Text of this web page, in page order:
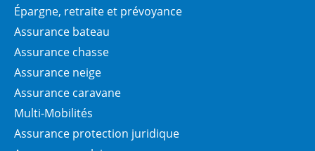
Épargne, retraite et prévoyance
Assurance bateau
Assurance chasse
Assurance neige
Assurance caravane
Multi-Mobilités
Assurance protection juridique